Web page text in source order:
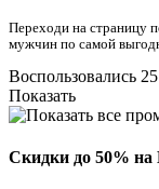
Переходи на страницу
мужчин по самой
Воспользовались
Показать
Скидки до 50%